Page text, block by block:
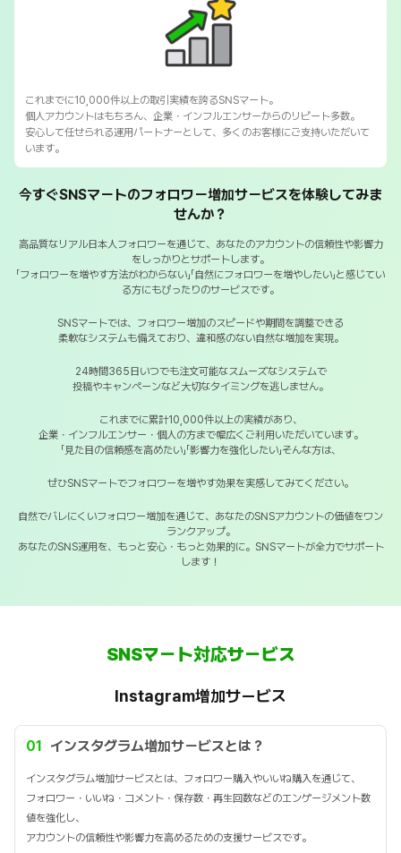
これまでに10,000件以上の取引実績を誇るSNSマート。
個人アカウントはもちろん、企業・インフルエンサーからのリピート多数。
安心して任せられる運用パートナーとして、多くのお客様にご支持いただいて
います。
今すぐSNSマートのフォロワー増加サービスを体験してみま
せんか？
高品質なリアル日本人フォロワーを通じて、あなたのアカウントの信頼性や影響力
をしっかりとサポートします。
「フォロワーを増やす方法がわからない」「自然にフォロワーを増やしたい」と感じてい
る方にもぴったりのサービスです。
SNSマートでは、フォロワー増加のスピードや期間を調整できる
柔軟なシステムも備えており、違和感のない自然な増加を実現。
24時間365日いつでも注文可能なスムーズなシステムで
投稿やキャンペーンなど大切なタイミングを逃しません。
これまでに累計10,000件以上の実績があり、
企業・インフルエンサー・個人の方まで幅広くご利用いただいています。
「見た目の信頼感を高めたい」「影響力を強化したい」そんな方は、
ぜひSNSマートでフォロワーを増やす効果を実感してみてください。
自然でバレにくいフォロワー増加を通じて、あなたのSNSアカウントの価値をワン
ランクアップ。
あなたのSNS運用を、もっと安心・もっと効果的に。SNSマートが全力でサポート
します！
SNSマート対応サービス
Instagram増加サービス
01 インスタグラム増加サービスとは？
インスタグラム増加サービスとは、フォロワー購入やいいね購入を通じて、
フォロワー・いいね・コメント・保存数・再生回数などのエンゲージメント数
値を強化し、
アカウントの信頼性や影響力を高めるための支援サービスです。